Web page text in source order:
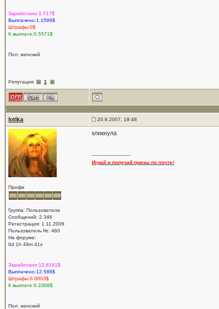
Заработано:1.717$
Выплачено:1.1599$
Штрафы:0$
К выплате:0.5571$
Пол: женский
Репутация: 1
lotika 20.9.2007, 19:48
Профи
Группа: Пользователи
Сообщений: 2 346
Регистрация: 1.11.2006
Пользователь №: 460
На форуме:
0d 1h 49m 41s
Заработано:12.8191$
Выплачено:12.588$
Штрафы:0.0003$
К выплате:0.2308$
Пол: женский
кликнула
--------------------
Играй и получай призы по почте!